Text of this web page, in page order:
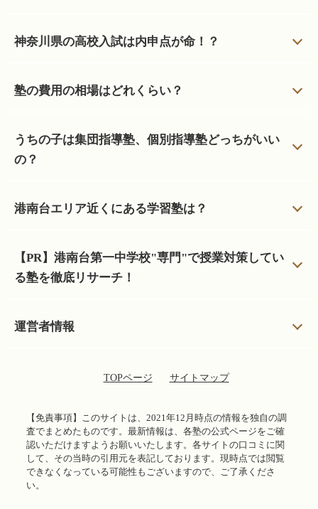
神奈川県の高校入試は内申点が命！？
塾の費用の相場はどれくらい？
うちの子は集団指導塾、個別指導塾どっちがいい
の？
港南台エリア近くにある学習塾は？
【PR】港南台第一中学校"専門"で授業対策してい
る塾を徹底リサーチ！
運営者情報
TOPページ サイトマップ
【免責事項】
このサイトは、2021年12月時点の情報を独自の調
査でまとめたものです。最新情報は、各塾の公式ページをご確
認いただけますようお願いいたします。各サイトの口コミに関
して、その当時の引用元を表記しております。現時点では閲覧
できなくなっている可能性もございますので、ご了承くださ
い。